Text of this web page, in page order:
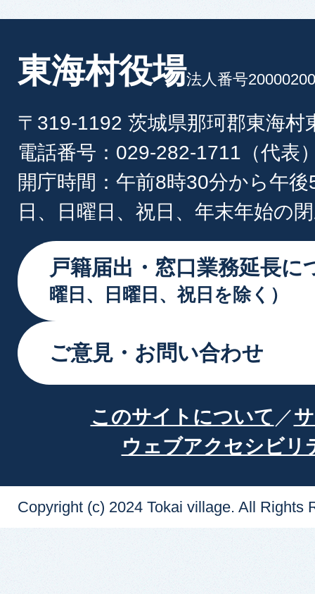
東海村役場法人番号
〒319-1192 茨城県那珂郡東海村
電話番号：029-282-1711（代表
開庁時間：午前8時30分から午
日、日曜日、祝日、年末年始の
戸籍届出・窓口業務延長に
曜日、日曜日、祝日を除く）
ご意見・お問い合わせ
このサイトについて
ウェブアクセシビリ
Copyright (c) 2024 Tokai village. All Rights